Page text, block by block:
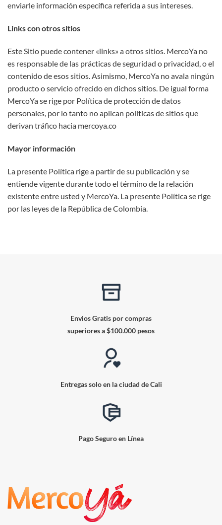
enviarle información específica referida a sus intereses.
Links con otros sitios
Este Sitio puede contener «links» a otros sitios. MercoYa no
es responsable de las prácticas de seguridad o privacidad, o el
contenido de esos sitios. Asimismo, MercoYa no avala ningún
producto o servicio ofrecido en dichos sitios. De igual forma
MercoYa se rige por Política de protección de datos
personales, por lo tanto no aplican políticas de sitios que
derivan tráfico hacia mercoya.co
Mayor información
La presente Política rige a partir de su publicación y se
entiende vigente durante todo el término de la relación
existente entre usted y MercoYa. La presente Política se rige
por las leyes de la República de Colombia.
Envios Gratis por compras
superiores a $100.000 pesos
Entregas solo en la ciudad de Cali
Pago Seguro en Línea